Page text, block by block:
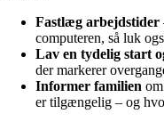
Fastlæg arbejdstider
computeren, så luk
Lav en tydelig start
der markerer
Informer familien
er tilgængelig – og